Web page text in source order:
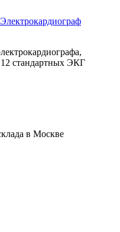
Электрокардиограф
12 стандартных ЭКГ
в Москве